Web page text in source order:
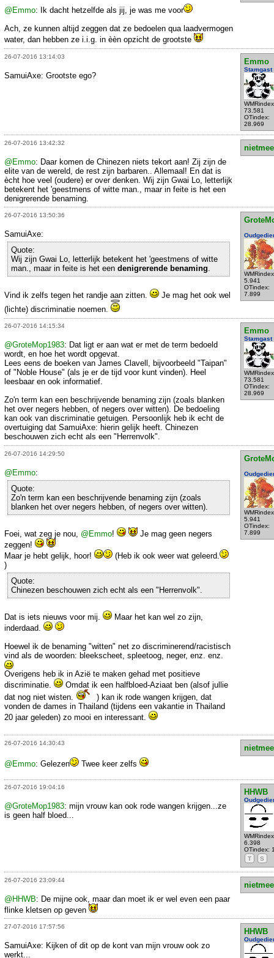
@Emmo: Ik dacht hetzelfde als jij, je was me voor
Ach, ze kunnen altijd zeggen dat ze bedoelen qua laadvermogen
water, dan hebben ze i.i.g. in èèn opzicht de grootste
26-07-2016 13:14:03
Emmo
Stamgast
73.581
OTindex:
28.969
SamuiAxe: Grootste ego?
26-07-2016 13:42:32
@Emmo: Daar komen de Chinezen niets tekort aan! Zij zijn de
elite van de wereld, de rest zijn barbaren.. Allemaal! En dat is
ècht hoe veel (oudere) er over denken. Wij zijn Gwai Lo, letterlijk
betekent het 'geestmens of witte man., maar in feite is het een
denigrerende benaming.
26-07-2016 13:50:36
5.941
OTindex:
7.899
SamuiAxe:
Quote:
Wij zijn Gwai Lo, letterlijk betekent het 'geestmens of witte
man., maar in feite is het een denigrerende benaming.
Vind ik zelfs tegen het randje aan zitten.
Je mag het ook wel
(lichte) discriminatie noemen.
26-07-2016 14:15:34
Emmo
Stamgast
73.581
OTindex:
28.969
@GroteMop1983: Dat ligt er aan wat er met de term bedoeld
wordt, en hoe het wordt opgevat.
Lees eens de boeken van James Clavell, bijvoorbeeld "Taipan"
of "Noble House" (als je er de tijd voor kunt vinden). Heel
leesbaar en ook informatief.
Zo'n term kan een beschrijvende benaming zijn (zoals blanken
het over negers hebben, of negers over witten). De bedoeling
kan ook van discriminatie getuigen. Persoonlijk heb ik echt de
overtuiging dat SamuiAxe: hierin gelijk heeft. Chinezen
beschouwen zich echt als een "Herrenvolk".
26-07-2016 14:29:50
5.941
OTindex:
7.899
@Emmo:
Quote:
Zo'n term kan een beschrijvende benaming zijn (zoals
blanken het over negers hebben, of negers over witten).
Foei, wat zeg je nou, @Emmo!
Je mag geen negers
zeggen!
Maar je hebt gelijk, hoor!
(Heb ik ook weer wat geleerd.
)
Quote:
Chinezen beschouwen zich echt als een "Herrenvolk".
Dat is iets nieuws voor mij.
Maar het kan wel zo zijn,
inderdaad.
Hoewel ik de benaming "witten" net zo discriminerend/racistisch
vind als de woorden: bleekscheet, spleetoog, neger, enz. enz.
Overigens heb ik in Azië te maken gehad met positieve
discriminatie.
Omdat ik een halfbloed-Aziaat ben (alsof jullie
dat nog niet wisten.
) kan ik rode wangen krijgen, dat
vonden de dames in Thailand (tijdens een vakantie in Thailand
20 jaar geleden) zo mooi en interessant.
26-07-2016 14:30:43
@Emmo: Gelezen Twee keer zelfs
26-07-2016 19:04:16
HHWB
6.398
OTindex:
T
S
@GroteMop1983: mijn vrouw kan ook rode wangen krijgen...ze
is geen half bloed...
26-07-2016 23:09:44
@HHWB: De mijne ook, maar dan moet ik er wel even een paar
flinke kletsen op geven
27-07-2016 17:57:56
HHWB
SamuiAxe: Kijken of dit op de kont van mijn vrouw ook zo
werkt...